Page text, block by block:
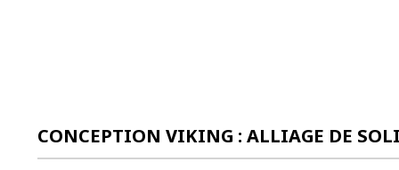
CONCEPTION VIKING : ALLIAGE DE